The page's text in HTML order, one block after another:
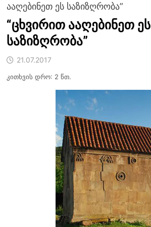
ააღებინეთ ეს საზიზღრობა”
“ცხვირით ააღებინეთ ეს
საზიზღრობა”
21.07.2017
კითხვის დრო: 2 წთ.